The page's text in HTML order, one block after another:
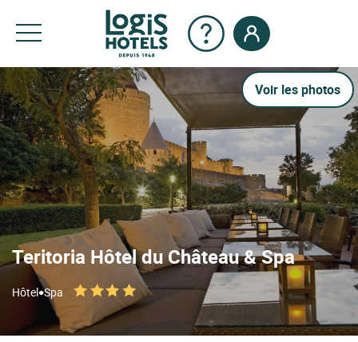
Voir les photos
Teritoria Hôtel du Château & Spa
Hôtel•Spa